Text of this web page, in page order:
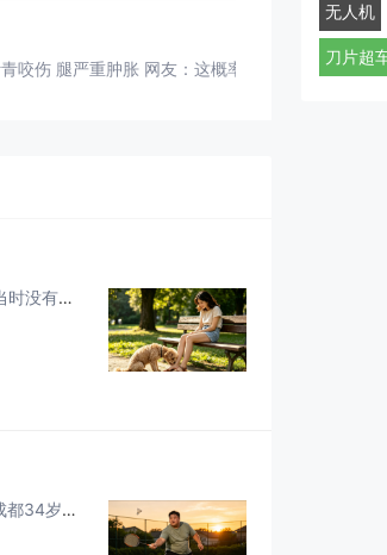
咬伤 腿严重肿胀 网友：这概率买彩票吧
快科技8月8日消息，据杭州日报报道，近日，杭州一名女子在公园座椅休息时，脚趾被流浪狗舔舐，当时没有咬伤、没有出血，但该女...
快科技8月5日消息，近日，成都市第一人民医院分享了一则因为过度信任AI而导致的严重致病案例。成都34岁陈先生（化名）是一...
无人机
刀片超